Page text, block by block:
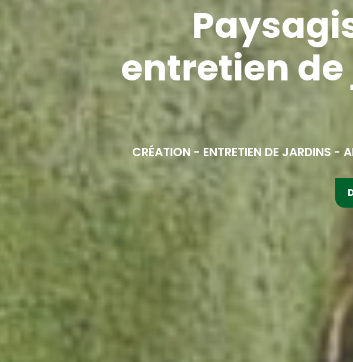
entretien
CRÉATION - ENTRETIEN DE JARDINS -